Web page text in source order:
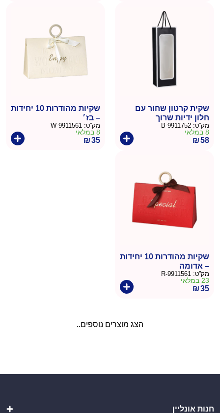
שקית קרטון שחור עם
חלון ידיות שרוך
36/12.5/8.5- 10 יח'
מק”ט: 9911752-B
8 במלאי
₪58
שקיות מהודרות 10 יחידות
– בז׳
מק”ט: 9911561-W
8 במלאי
₪35
שקיות מהודרות 10 יחידות
– אדומה
מק”ט: 9911561-R
23 במלאי
₪35
הצג מוצרים נוספים..
חנות אונליין